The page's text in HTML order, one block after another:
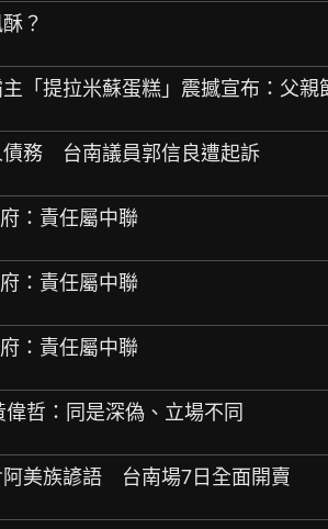
？
「提拉米蘇蛋糕」 震撼宣布：父親
債務 台南議員郭信良遭起訴
：責任屬中聯
：責任屬中聯
：責任屬中聯
哲：同是深偽、立場不同
阿美族諺語 台南場7日全面開賣